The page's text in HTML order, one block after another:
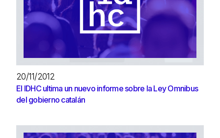
20/11/2012
El IDHC ultima un nuevo informe sobre la Ley Omnibus
del gobierno catalán